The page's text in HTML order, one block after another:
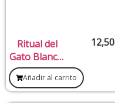
Ritual del
Gato Blanco,
Atrae la
Felicidad Y
Fortuna
12,50
Añadir al carrito